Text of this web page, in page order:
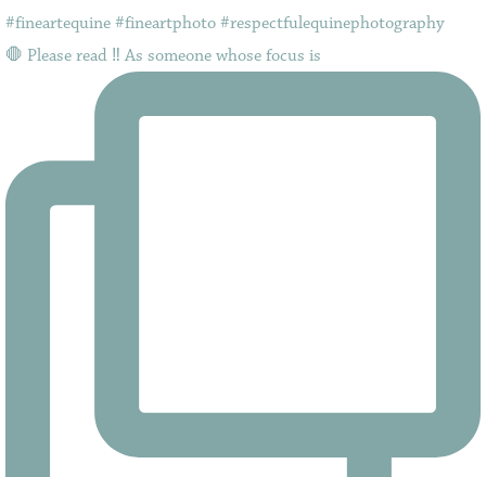
🛑 Please read ‼️ As someone whose focus is